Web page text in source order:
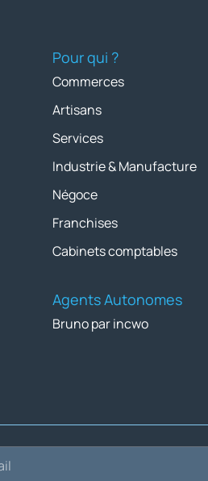
Pour qui ?
Commerces
Artisans
Services
Industrie & Manufacture
Négoce
Franchises
Cabinets comptables
Agents Autonomes
Bruno par incwo